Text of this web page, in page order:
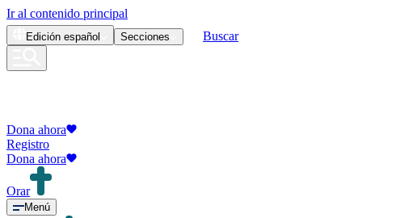
Ir al contenido principal
Edición español Secciones Buscar
Dona ahora
Registro
Dona ahora
Orar
Menú